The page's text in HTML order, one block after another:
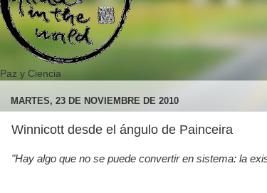
Paz y Ciencia
MARTES, 23 DE NOVIEMBRE DE 2010
Winnicott desde el ángulo de Painceira
"Hay algo que no se puede convertir en sistema: la